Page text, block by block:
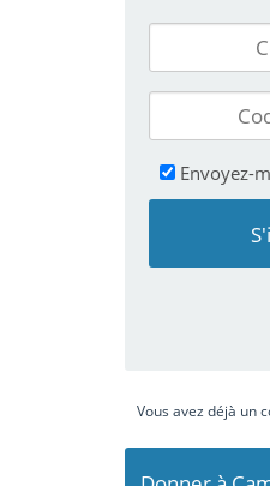
Envoyez-
Vous avez déjà un